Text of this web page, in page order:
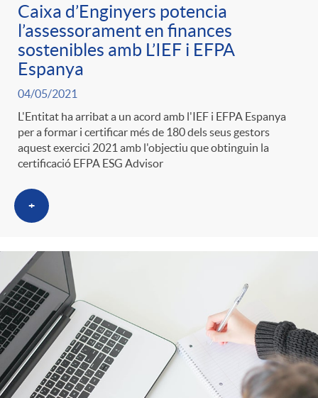
Caixa d’Enginyers potencia
l’assessorament en finances
sostenibles amb L’IEF i EFPA
Espanya
04/05/2021
L'Entitat ha arribat a un acord amb l'IEF i EFPA Espanya
per a formar i certificar més de 180 dels seus gestors
aquest exercici 2021 amb l'objectiu que obtinguin la
certificació EFPA ESG Advisor
+